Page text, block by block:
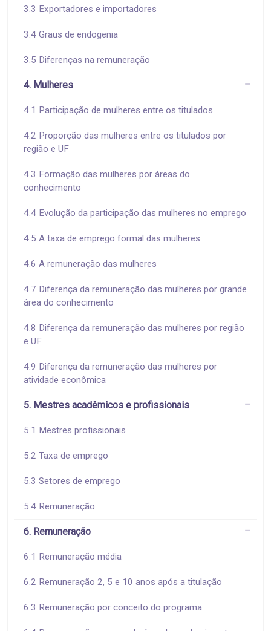
3.3 Exportadores e importadores
3.4 Graus de endogenia
3.5 Diferenças na remuneração
4. Mulheres
4.1 Participação de mulheres entre os titulados
4.2 Proporção das mulheres entre os titulados por
região e UF
4.3 Formação das mulheres por áreas do
conhecimento
4.4 Evolução da participação das mulheres no emprego
4.5 A taxa de emprego formal das mulheres
4.6 A remuneração das mulheres
4.7 Diferença da remuneração das mulheres por grande
área do conhecimento
4.8 Diferença da remuneração das mulheres por região
e UF
4.9 Diferença da remuneração das mulheres por
atividade econômica
5. Mestres acadêmicos e profissionais
5.1 Mestres profissionais
5.2 Taxa de emprego
5.3 Setores de emprego
5.4 Remuneração
6. Remuneração
6.1 Remuneração média
6.2 Remuneração 2, 5 e 10 anos após a titulação
6.3 Remuneração por conceito do programa